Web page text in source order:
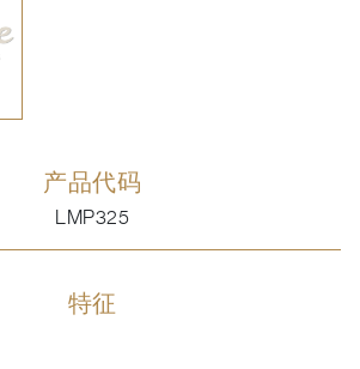
产品代码
LMP325
特征